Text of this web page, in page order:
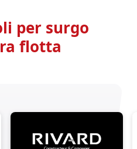
per surgo
flotta